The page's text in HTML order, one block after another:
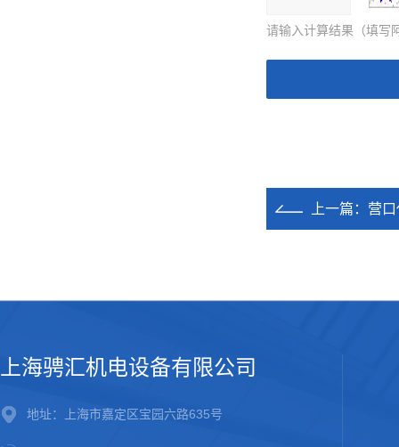
请输入计算结果（填写
上一篇： 营
上海骋汇机电设备有限公司
地址：上海市嘉定区宝园六路635号